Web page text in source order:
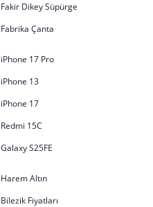
Fakir Dikey Süpürge
Fabrika Çanta
iPhone 17 Pro
iPhone 13
iPhone 17
Redmi 15C
Galaxy S25FE
Harem Altın
Bilezik Fiyatları